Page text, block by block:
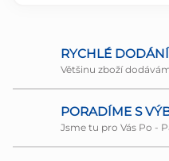
RYCHLÉ DODÁNÍ
Většinu zboží
PORADÍME S
Jsme tu pro Vás Po -